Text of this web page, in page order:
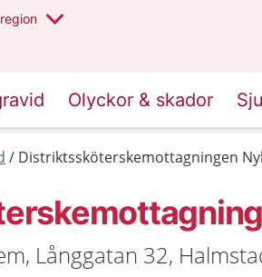
region
Olyckor & skador
Distriktssköterskemottagningen
Långgatan 32,